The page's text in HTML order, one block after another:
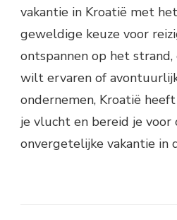
vakantie in Kroatië met
geweldige keuze voor
ontspannen op het
wilt ervaren of
ondernemen, Kroatië
je vlucht en bereid je voor
onvergetelijke vakantie in